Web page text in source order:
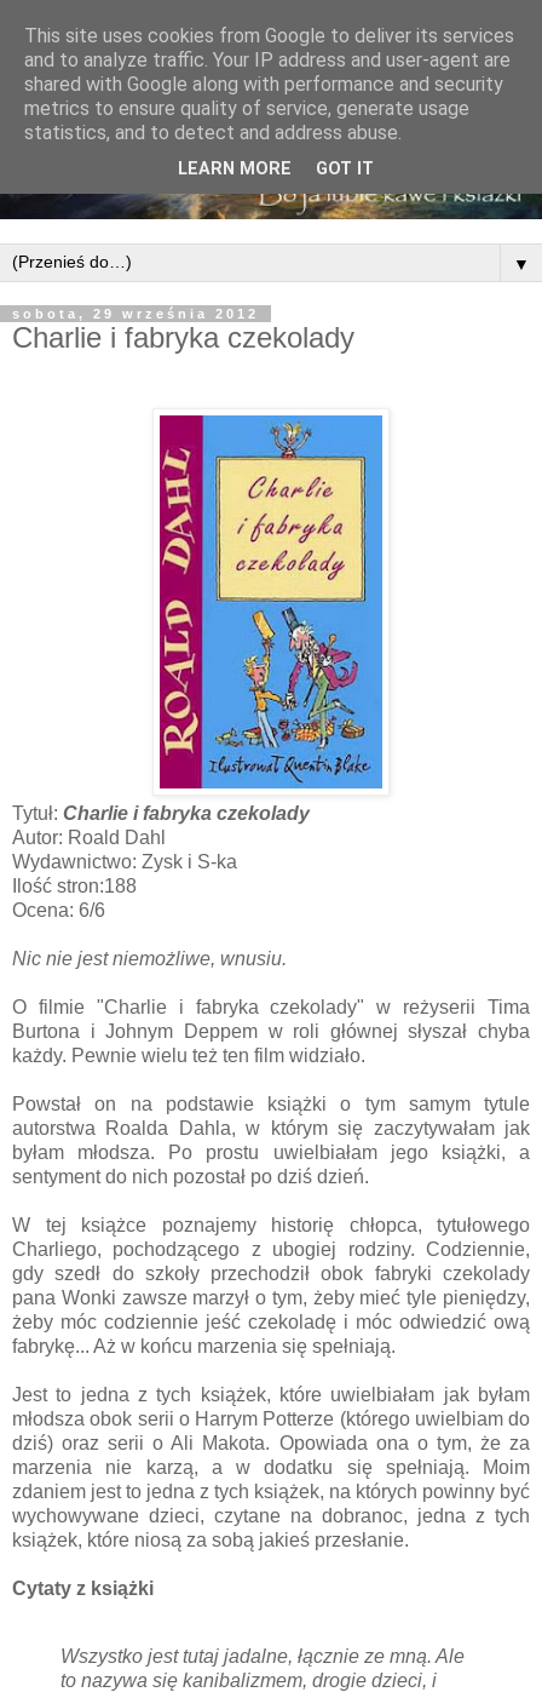
▼
sobota, 29 września 2012
Charlie i fabryka czekolady
Tytuł: Charlie i fabryka czekolady
Autor: Roald Dahl
Wydawnictwo: Zysk i S-ka
Ilość stron:188
Ocena: 6/6
Nic nie jest niemożliwe, wnusiu.
O filmie "Charlie i fabryka czekolady" w reżyserii Tima
Burtona i Johnym Deppem w roli głównej słyszał chyba
każdy. Pewnie wielu też ten film widziało.
Powstał on na podstawie książki o tym samym tytule
autorstwa Roalda Dahla, w którym się zaczytywałam jak
byłam młodsza. Po prostu uwielbiałam jego książki, a
sentyment do nich pozostał po dziś dzień.
W tej książce poznajemy historię chłopca, tytułowego
Charliego, pochodzącego z ubogiej rodziny. Codziennie,
gdy szedł do szkoły przechodził obok fabryki czekolady
pana Wonki zawsze marzył o tym, żeby mieć tyle pieniędzy,
żeby móc codziennie jeść czekoladę i móc odwiedzić ową
fabrykę... Aż w końcu marzenia się spełniają.
Jest to jedna z tych książek, które uwielbiałam jak byłam
młodsza obok serii o Harrym Potterze (którego uwielbiam do
dziś) oraz serii o Ali Makota. Opowiada ona o tym, że za
marzenia nie karzą, a w dodatku się spełniają. Moim
zdaniem jest to jedna z tych książek, na których powinny być
wychowywane dzieci, czytane na dobranoc, jedna z tych
książek, które niosą za sobą jakieś przesłanie.
Cytaty z książki
Wszystko jest tutaj jadalne, łącznie ze mną. Ale
to nazywa się kanibalizmem, drogie dzieci, i
This site uses cookies from Google to deliver its services
and to analyze traffic. Your IP address and user-agent are
shared with Google along with performance and security
metrics to ensure quality of service, generate usage
statistics, and to detect and address abuse.
LEARN MORE GOT IT